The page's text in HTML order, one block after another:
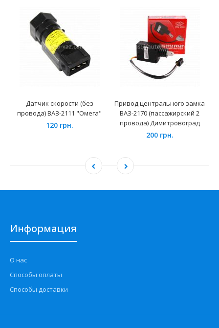
Датчик скорости (без
провода) ВАЗ-2111 "Омега"
120 грн.
Привод центрального замка
ВАЗ-2170 (пассажирский 2
провода) Димитровоград
200 грн.
Информация
О нас
Способы оплаты
Способы доставки